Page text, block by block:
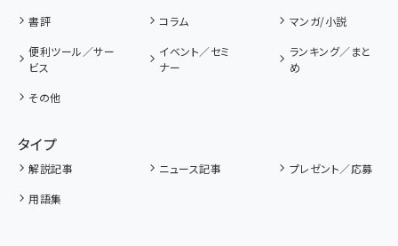
書評 コラム
マンガ/小説
便利ツール／サー
ビス
イベント／セミ
ナー
ランキング／まと
め
その他
タイプ
解説記事 ニュース記事
プレゼント／応募
用語集